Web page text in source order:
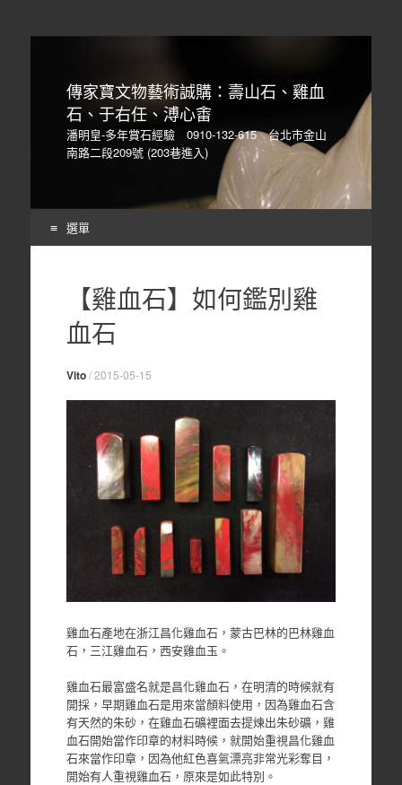
傳家寶文物藝術誠購：壽山石、雞血
石、于右任、溥心畬
潘明皇-多年賞石經驗 0910-132-615 台北市金山
南路二段209號 (203巷進入)
選單
【雞血石】如何鑑別雞
血石
Vito/2015-05-15
雞血石產地在浙江昌化雞血石，蒙古巴林的巴林雞血
石，三江雞血石，西安雞血玉。
雞血石最富盛名就是昌化雞血石，在明清的時候就有
開採，早期雞血石是用來當顏料使用，因為雞血石含
有天然的朱砂，在雞血石礦裡面去提煉出朱砂礦，雞
血石開始當作印章的材料時候，就開始重視昌化雞血
石來當作印章，因為他紅色喜氣漂亮非常光彩奪目，
開始有人重視雞血石，原來是如此特別。